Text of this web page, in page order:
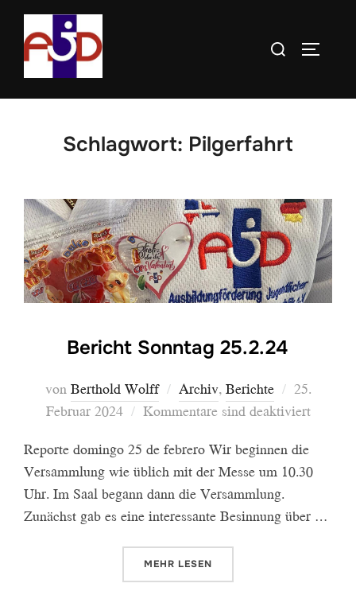
Zum
Inhalt
springen
Suchen
nach:
Schlagwort: Pilgerfahrt
Bericht Sonntag 25.2.24
vonBerthold Wolff Archiv,Berichte
am
25.
Februar 2024
Kommentare sind deaktiviert
Reporte domingo 25 de febrero Wir beginnen die
Versammlung wie üblich mit der Messe um 10.30
Uhr. Im Saal begann dann die Versammlung.
Zunächst gab es eine interessante Besinnung über …
MEHR ÜBER „BERICHT SONNTAG
LESEN